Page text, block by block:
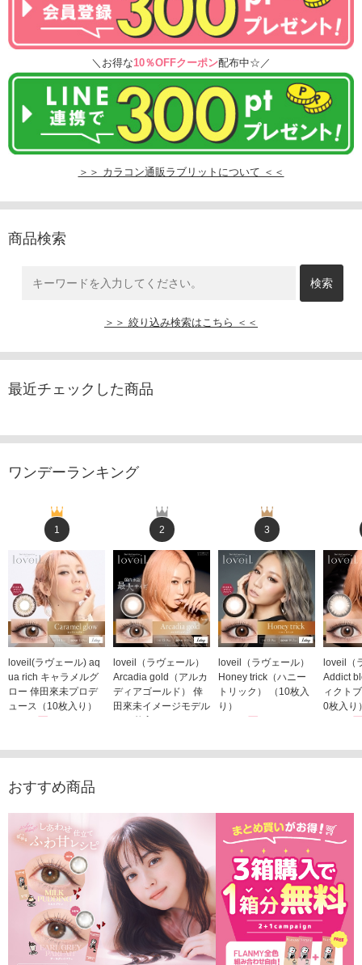
＼お得な10％OFFクーポン配布中☆／
＞＞ カラコン通販ラブリットについて ＜＜
商品検索
＞＞ 絞り込み検索はこちら ＜＜
最近チェックした商品
ワンデーランキング
1
loveil(ラヴェール) aq
ua rich キャラメルグ
ロー 倖田來未プロデ
ュース（10枚入り）
2
loveil（ラヴェール）
Arcadia gold（アルカ
ディアゴールド） 倖
田來未イメージモデル
3
loveil（ラヴェール）
Honey trick（ハニー
トリック） （10枚入
り）
loveil（
Addict
ィクト
0枚入り
おすすめ商品